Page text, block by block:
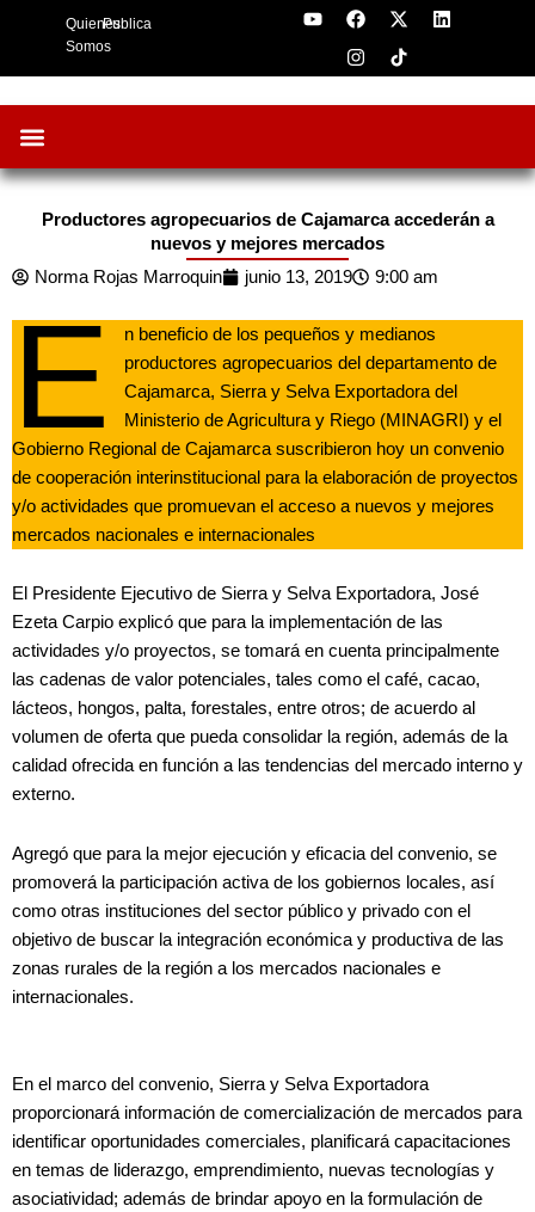
Quienes
Somos
Publica
Y
o
b
F
a
c
e
o
X
-
t
w
t
L
i
d
I
n
s
t
g
Productores agropecuarios de Cajamarca accederán a
nuevos y mejores mercados
Norma Rojas Marroquin
junio 13, 2019 9:00 am
E
n beneficio de los pequeños y medianos
productores agropecuarios del departamento de
Cajamarca, Sierra y Selva Exportadora del
Ministerio de Agricultura y Riego (MINAGRI) y el
Gobierno Regional de Cajamarca suscribieron hoy un convenio
de cooperación interinstitucional para la elaboración de proyectos
y/o actividades que promuevan el acceso a nuevos y mejores
mercados nacionales e internacionales
El Presidente Ejecutivo de Sierra y Selva Exportadora, José
Ezeta Carpio explicó que para la implementación de las
actividades y/o proyectos, se tomará en cuenta principalmente
las cadenas de valor potenciales, tales como el café, cacao,
lácteos, hongos, palta, forestales, entre otros; de acuerdo al
volumen de oferta que pueda consolidar la región, además de la
calidad ofrecida en función a las tendencias del mercado interno y
externo.
Agregó que para la mejor ejecución y eficacia del convenio, se
promoverá la participación activa de los gobiernos locales, así
como otras instituciones del sector público y privado con el
objetivo de buscar la integración económica y productiva de las
zonas rurales de la región a los mercados nacionales e
internacionales.
En el marco del convenio, Sierra y Selva Exportadora
proporcionará información de comercialización de mercados para
identificar oportunidades comerciales, planificará capacitaciones
en temas de liderazgo, emprendimiento, nuevas tecnologías y
asociatividad; además de brindar apoyo en la formulación de